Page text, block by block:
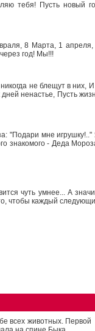
тебя! Пусть новый
8 Марта, 1 апреля,
год! Мы!!!
не блещут в них,
ненастье, Пусть
"Подари мне игрушку!.."
знакомого - Деда
чуть умнее... А
чтобы каждый
всех животных. Первой